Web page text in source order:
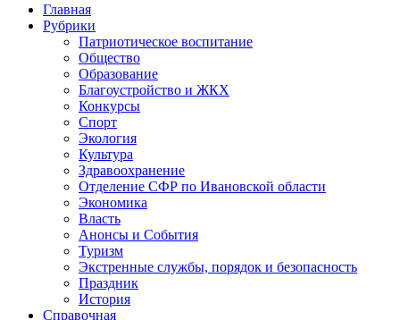
Промотать
содержимому
Главная
Рубрики
Патриотическое воспитание
Общество
Образование
Благоустройство и ЖКХ
Конкурсы
Спорт
Экология
Культура
Здравоохранение
Отделение СФР по Ивановской области
Экономика
Власть
Анонсы и События
Туризм
Экстренные службы, порядок и безопасность
Праздник
История
Справочная